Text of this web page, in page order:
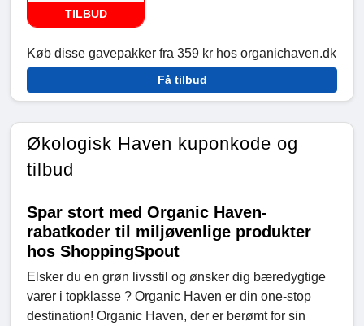
TILBUD
Køb disse gavepakker fra 359 kr hos organichaven.dk
Få tilbud
Økologisk Haven kuponkode og
tilbud
Spar stort med Organic Haven-
rabatkoder til miljøvenlige produkter
hos ShoppingSpout
Elsker du en grøn livsstil og ønsker dig bæredygtige
varer i topklasse ? Organic Haven er din one-stop
destination! Organic Haven, der er berømt for sin